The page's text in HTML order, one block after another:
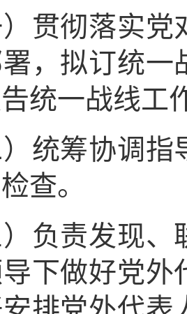
彻落实党
，拟订统一
统一战线工
筹协调指
查。
责发现、
下做好党外